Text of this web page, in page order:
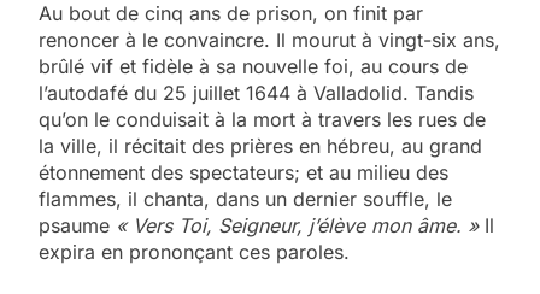
Au bout de cinq ans de prison, on finit par
renoncer à le convaincre. Il mourut à vingt-six ans,
brûlé vif et fidèle à sa nouvelle foi, au cours de
l’autodafé du 25 juillet 1644 à Valladolid. Tandis
qu’on le conduisait à la mort à travers les rues de
la ville, il récitait des prières en hébreu, au grand
étonnement des spectateurs; et au milieu des
flammes, il chanta, dans un dernier souffle, le
psaume « Vers Toi, Seigneur, j’élève mon âme. »Il
expira en prononçant ces paroles.